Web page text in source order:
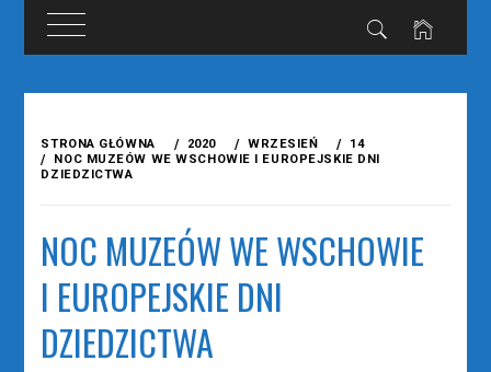
treści
STRONA GŁÓWNA 2020 WRZESIEŃ
14
NOC MUZEÓW WE WSCHOWIE I EUROPEJSKIE DNI
DZIEDZICTWA
NOC MUZEÓW WE WSCHOWIE
I EUROPEJSKIE DNI
DZIEDZICTWA